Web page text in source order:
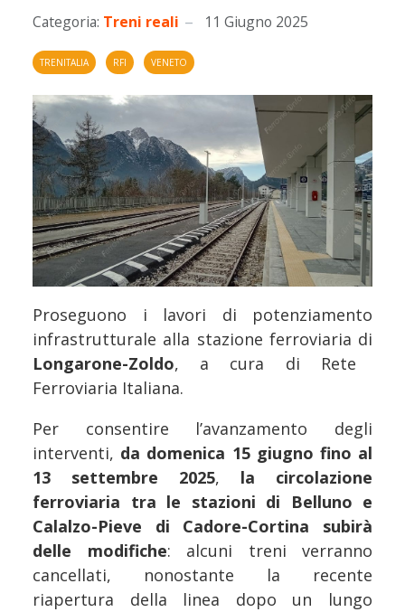
Categoria: Treni reali 11 Giugno 2025
TRENITALIA RFI VENETO
Proseguono i lavori di potenziamento
infrastrutturale alla stazione ferroviaria di
Longarone-Zoldo, a cura di Rete
Ferroviaria Italiana.
Per consentire l’avanzamento degli
interventi, da domenica 15 giugno fino al
13 settembre 2025, la circolazione
ferroviaria tra le stazioni di Belluno e
Calalzo-Pieve di Cadore-Cortina subirà
delle modifiche: alcuni treni verranno
cancellati, nonostante la recente
riapertura della linea dopo un lungo